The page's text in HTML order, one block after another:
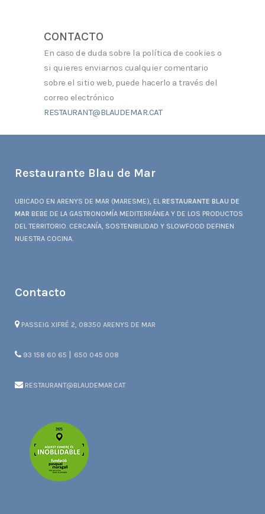
CONTACTO
En caso de duda sobre la política de cookies o
si quieres enviarnos cualquier comentario
sobre el sitio web, puede hacerlo a través del
correo electrónico
RESTAURANT@BLAUDEMAR.CAT
Restaurante Blau de Mar
UBICADO EN ARENYS DE MAR (MARESME), ELRESTAURANTE BLAU DE
MAR BEBE DE LA GASTRONOMÍA MEDITERRÁNEA Y DE LOS PRODUCTOS
DEL TERRITORIO. CERCANÍA, SOSTENIBILIDAD Y SLOWFOOD DEFINEN
NUESTRA COCINA.
Contacto
PASSEIG XIFRÉ 2, 08350 ARENYS DE MAR
93 158 60 65 | 650 045 008
RESTAURANT@BLAUDEMAR.CAT